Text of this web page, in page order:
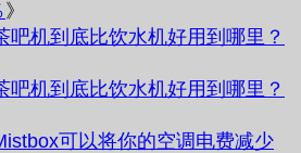
》
吧机到底比饮水机好用到哪里？
吧机到底比饮水机好用到哪里？
可以将你的空调电费减少